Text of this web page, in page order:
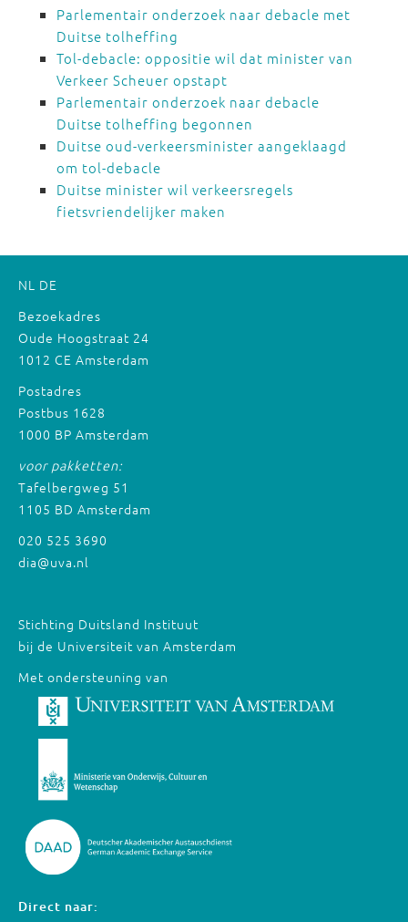
Parlementair onderzoek naar debacle met
Duitse tolheffing
Tol-debacle: oppositie wil dat minister van
Verkeer Scheuer opstapt
Parlementair onderzoek naar debacle
Duitse tolheffing begonnen
Duitse oud-verkeersminister aangeklaagd
om tol-debacle
Duitse minister wil verkeersregels
fietsvriendelijker maken
NL DE
Bezoekadres
Oude Hoogstraat 24
1012 CE Amsterdam
Postadres
Postbus 1628
1000 BP Amsterdam
voor pakketten:
Tafelbergweg 51
1105 BD Amsterdam
020 525 3690
dia@uva.nl
Stichting Duitsland Instituut
bij de Universiteit van Amsterdam
Met ondersteuning van
Direct naar: